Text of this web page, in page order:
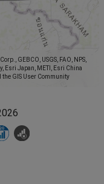
GEBCO, USGS, FAO, NPS,
Esri Japan, METI, Esri China
GIS User Community
UTC